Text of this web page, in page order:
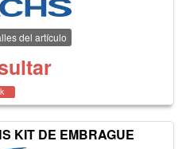
del artículo
KIT DE EMBRAGUE